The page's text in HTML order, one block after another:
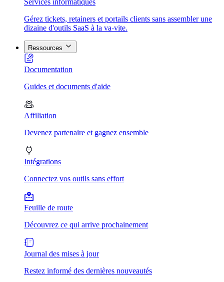
Services informatiques
Gérez tickets, retainers et portails clients sans assembler une
dizaine d'outils SaaS à la va-vite.
Ressources
Documentation
Guides et documents d'aide
Affiliation
Devenez partenaire et gagnez ensemble
Intégrations
Connectez vos outils sans effort
Feuille de route
Découvrez ce qui arrive prochainement
Journal des mises à jour
Restez informé des dernières nouveautés